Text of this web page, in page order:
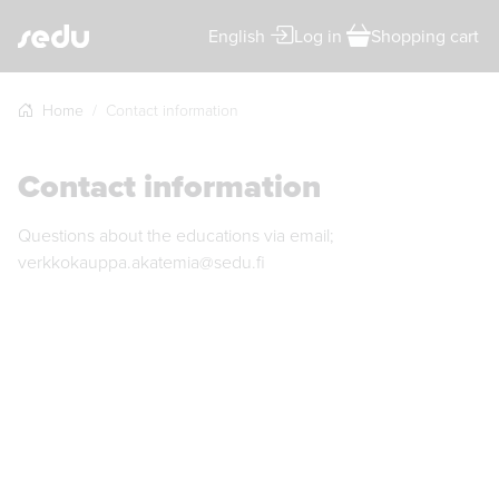
English Log in Shopping cart
Home Contact information
Contact information
Questions about the educations via email;
verkkokauppa.akatemia@sedu.fi